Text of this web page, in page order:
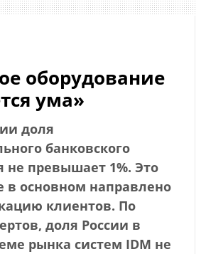
оборудование
ума»
доля
банковского
не превышает 1%. Это
в основном направлено
клиентов. По
доля России в
рынка систем IDM не